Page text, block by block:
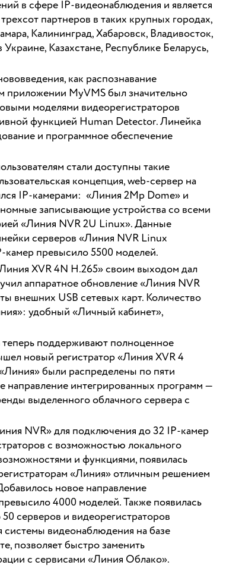
в сфере IP-видеонаблюдения и является
партнеров в таких крупных городах,
Калининград, Хабаровск, Владивосток,
Казахстане, Республике Беларусь,
как распознавание
приложении MyVMS был значительно
моделями видеорегистраторов
функцией Human Detector. Линейка
и программное обеспечение
стали доступны такие
концепция, web-сервер на
IP-камерами: «Линия 2Mp Dome» и
записывающие устройства со всеми
«Линия NVR 2U Linux». Данные
серверов «Линия NVR Linux
камер превысило 5500 моделей.
XVR 4N H.265» своим выходом дал
аппаратное обновление «Линия NVR
внешних USB сетевых карт. Количество
удобный «Личный кабинет»,
поддерживают полноценное
новый регистратор «Линия XVR 4
были распределены по пяти
направление интегрированных программ —
выделенного облачного сервера с
NVR» для подключения до 32 IP-камер
с возможностью локального
и функциями, появилась
«Линия» отличным решением
новое направление
4000 моделей. Также появилась
серверов и видеорегистраторов
системы видеонаблюдения на базе
позволяет быстро заменить
с сервисами «Линия Облако».